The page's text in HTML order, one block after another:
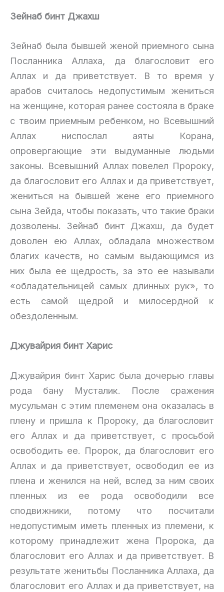
Зейнаб бинт Джахш
Зейнаб была бывшей женой приемного сына
Посланника Аллаха, да благословит его
Аллах и да приветствует. В то время у
арабов считалось недопустимым жениться
на женщине, которая ранее состояла в браке
с твоим приемным ребенком, но Всевышний
Аллах ниспослал аяты Корана,
опровергающие эти выдуманные людьми
законы. Всевышний Аллах повелел Пророку,
да благословит его Аллах и да приветствует,
жениться на бывшей жене его приемного
сына Зейда, чтобы показать, что такие браки
дозволены. Зейнаб бинт Джахш, да будет
доволен ею Аллах, обладала множеством
благих качеств, но самым выдающимся из
них была ее щедрость, за это ее называли
«обладательницей самых длинных рук», то
есть самой щедрой и милосердной к
обездоленным.
Джувайрия бинт Харис
Джувайрия бинт Харис была дочерью главы
рода бану Мусталик. После сражения
мусульман с этим племенем она оказалась в
плену и пришла к Пророку, да благословит
его Аллах и да приветствует, с просьбой
освободить ее. Пророк, да благословит его
Аллах и да приветствует, освободил ее из
плена и женился на ней, вслед за ним своих
пленных из ее рода освободили все
сподвижники, потому что посчитали
недопустимым иметь пленных из племени, к
которому принадлежит жена Пророка, да
благословит его Аллах и да приветствует. В
результате женитьбы Посланника Аллаха, да
благословит его Аллах и да приветствует, на